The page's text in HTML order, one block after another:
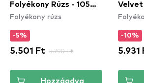
Folyékony Rúzs - 105
Golden
Folyékony rúzs
-5%
5.501 Ft 5.790 Ft
Hozzáadva
Velvet
Cha
-10%
5.931